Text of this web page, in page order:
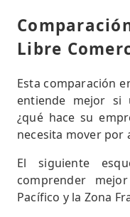
Libre
Esta comparación
entiende mejor si
¿qué hace su
necesita mover por
El siguiente
comprender
Pacífico y la Zona